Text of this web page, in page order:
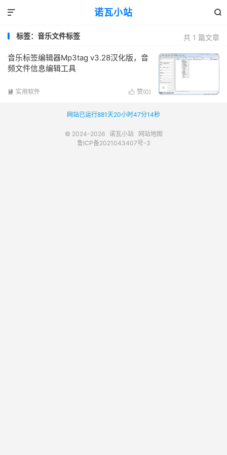
诺瓦小站 

共 1 篇文章
标签：音乐文件标签
音乐标签编辑器Mp3tag v3.28汉化版，音
频文件信息编辑工具
 赞(0)
 实用软件
网站已运行881天20小时47分14秒
© 2024-2026 诺瓦小站
网站地图
鲁ICP备2021043407号-3